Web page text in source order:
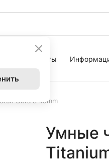
Контакты
Ultra 3 49mm
Умные